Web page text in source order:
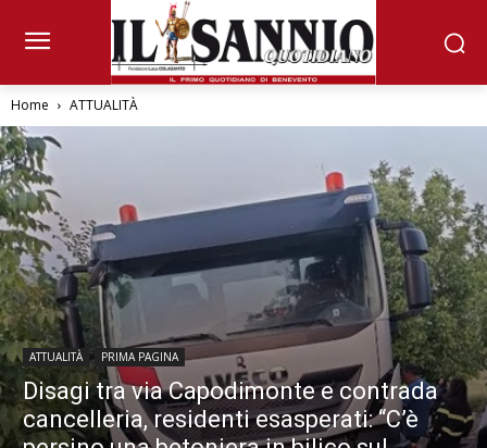
Home ATTUALITÀ
ATTUALITÀ PRIMA PAGINA
Disagi tra via Capodimonte e contrada
cancelleria, residenti esasperati: “C’è